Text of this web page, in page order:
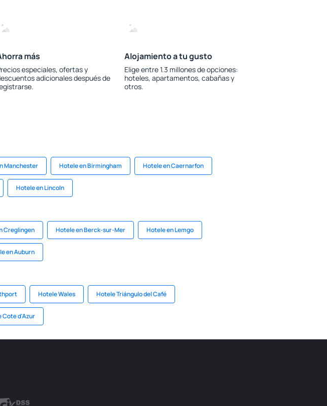
más
especiales, ofertas y
adicionales después de
Alojamiento a tu gusto
Elige entre 1.3 millones de opciones:
hoteles, apartamentos, cabañas y
otros.
Manchester Hotele en Birmingham Hotele en Caernarfon
Hotele en Lincoln
Creglingen Hotele en Berck-sur-Mer Hotele en Lemgo
en Auburn
Hotele Wales Hotele Triángulo del Café
Cote d'Azur